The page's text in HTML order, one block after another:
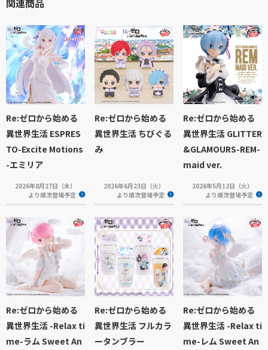
関連商品
Re:ゼロから始める
異世界生活 ESPRES
TO-Excite Motions
-エミリア
2026年8月27日（木）
より順次登場予定
Re:ゼロから始める
異世界生活 ちびぐる
み
2026年6月23日（火）
より順次登場予定
Re:ゼロから始める
異世界生活 GLITTER
&GLAMOURS-REM-
maid ver.
2026年5月12日（火）
より順次登場予定
Re:ゼロから始める
異世界生活 -Relax ti
me-ラム Sweet An
Re:ゼロから始める
異世界生活 フルカラ
ータンブラー
Re:ゼロから始める
異世界生活 -Relax ti
me-レム Sweet An